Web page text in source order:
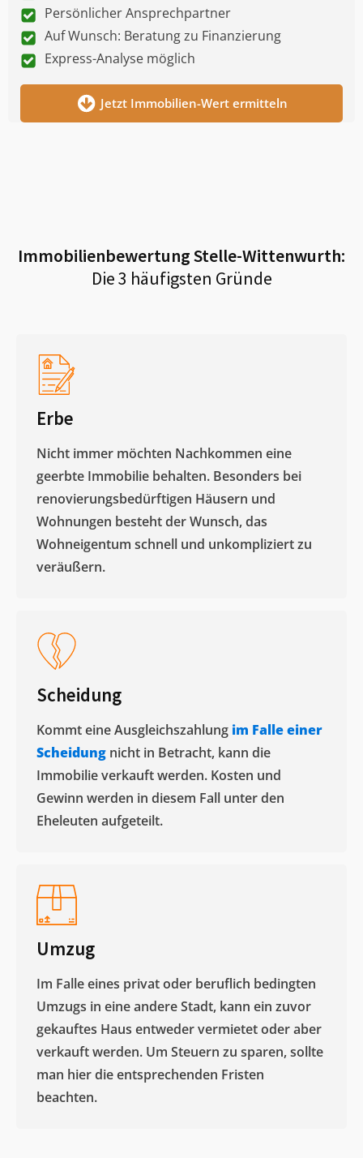
Persönlicher Ansprechpartner
Auf Wunsch: Beratung zu Finanzierung
Express-Analyse möglich
Jetzt Immobilien-Wert ermitteln
ImmobilienbewertungStelle-Wittenwurth:
Die 3 häufigsten Gründe
Erbe
Nicht immer möchten Nachkommen eine
geerbte Immobilie behalten. Besonders bei
renovierungsbedürftigen Häusern und
Wohnungen besteht der Wunsch, das
Wohneigentum schnell und unkompliziert zu
veräußern. ​
Scheidung
Kommt eine Ausgleichszahlung im Falle einer
Scheidung nicht in Betracht, kann die
Immobilie verkauft werden. Kosten und
Gewinn werden in diesem Fall unter den
Eheleuten aufgeteilt.​
Umzug
Im Falle eines privat oder beruflich bedingten
Umzugs in eine andere Stadt, kann ein zuvor
gekauftes Haus entweder vermietet oder aber
verkauft werden. Um Steuern zu sparen, sollte
man hier die entsprechenden Fristen
beachten.